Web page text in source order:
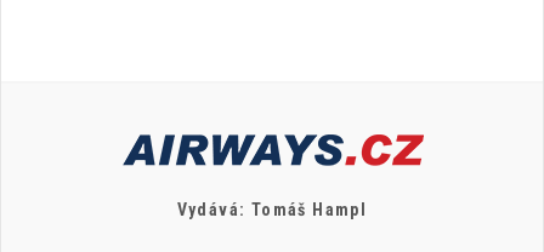
Vydává: Tomáš Hampl